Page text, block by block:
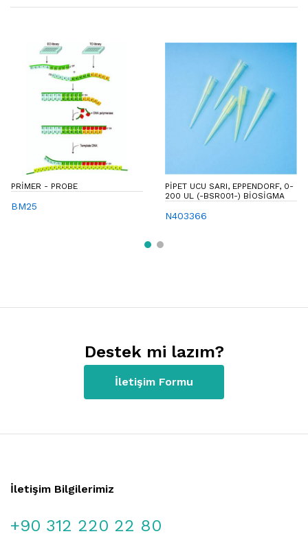
PRIMER - PROBE
BM25
PIPET UCU SARI, EPPENDORF, 0-
200 UL (-BSR001-) BIOSIGMA
N403366
Destek mi lazım?
İletişim Formu
İletişim Bilgilerimiz
+90 312 220 22 80